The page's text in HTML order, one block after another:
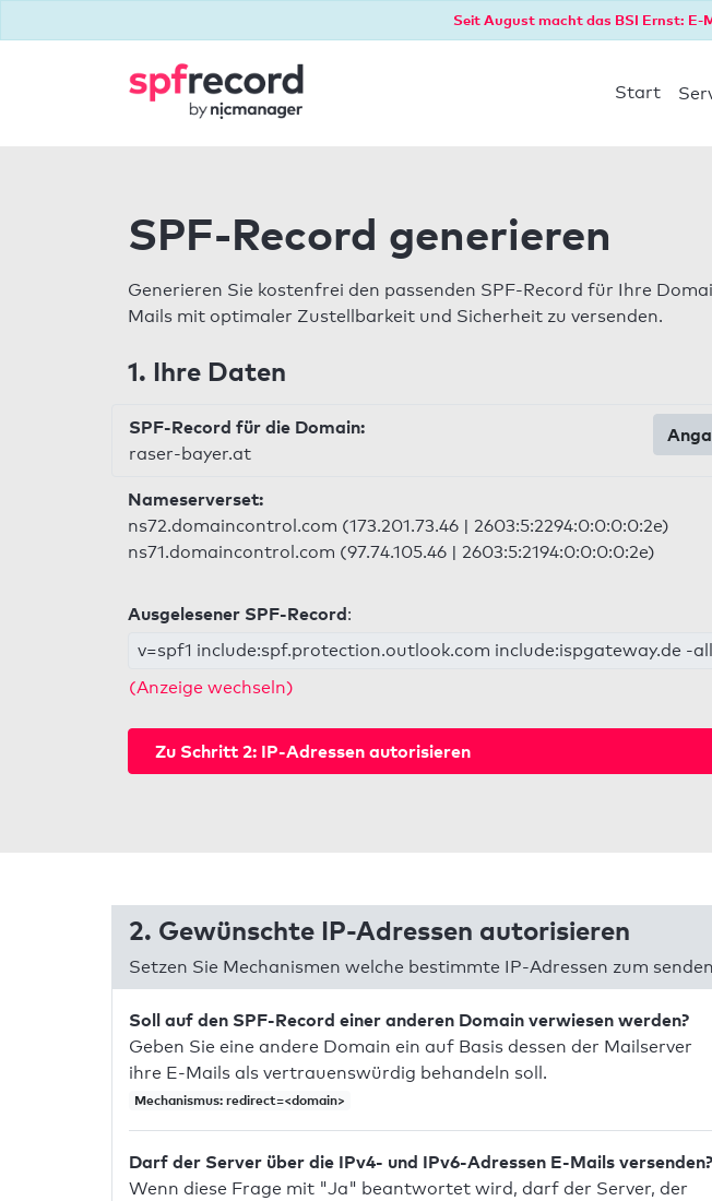
Seit August macht das BSI Ernst: E-
Start
SPF-Record generieren
Generieren Sie kostenfrei den passenden SPF-Record für Ihre
Mails mit optimaler Zustellbarkeit und Sicherheit zu versenden.
1. Ihre Daten
SPF-Record für die Domain:
raser-bayer.at
Nameserverset:
ns72.domaincontrol.com (173.201.73.46 | 2603:5:2294:0:0:0:0:2e)
ns71.domaincontrol.com (97.74.105.46 | 2603:5:2194:0:0:0:0:2e)
Ausgelesener SPF-Record:
v=spf1 include:spf.protection.outlook.com include:ispgateway.de -all
(Anzeige wechseln)
Zu Schritt 2: IP-Adressen autorisieren
2. Gewünschte IP-Adressen autorisieren
Setzen Sie Mechanismen welche bestimmte IP-Adressen zum
Soll auf den SPF-Record einer anderen Domain verwiesen werden?
Geben Sie eine andere Domain ein auf Basis dessen der Mailserver
ihre E-Mails als vertrauenswürdig behandeln soll.
Mechanismus: redirect=<domain>
Darf der Server über die IPv4- und IPv6-Adressen E-Mails versenden?
Wenn diese Frage mit "Ja" beantwortet wird, darf der Server, der